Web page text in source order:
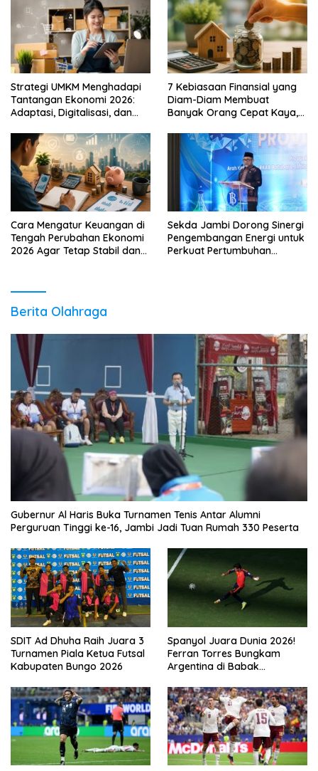
Strategi UMKM Menghadapi
Tantangan Ekonomi 2026:
Adaptasi, Digitalisasi, dan
7 Kebiasaan Finansial yang
Diam-Diam Membuat
Banyak Orang Cepat Kaya,
Cara Mengatur Keuangan di
Tengah Perubahan Ekonomi
2026 Agar Tetap Stabil dan
Sekda Jambi Dorong Sinergi
Pengembangan Energi untuk
Perkuat Pertumbuhan
Berita Olahraga
Gubernur Al Haris Buka Turnamen Tenis Antar Alumni
Perguruan Tinggi ke-16, Jambi Jadi Tuan Rumah 330 Peserta
SDIT Ad Dhuha Raih Juara 3
Turnamen Piala Ketua Futsal
Kabupaten Bungo 2026
Spanyol Juara Dunia 2026!
Ferran Torres Bungkam
Argentina di Babak